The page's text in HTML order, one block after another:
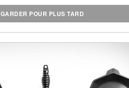
GARDER POUR PLUS TARD